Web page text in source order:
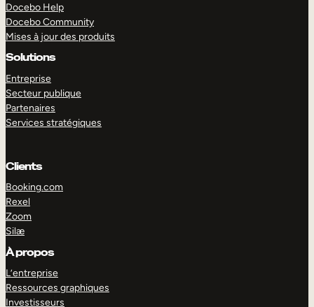
Docebo Help
Docebo Community
Mises à jour des produits
Solutions
Entreprise
Secteur publique
Partenaires
Services stratégiques
Clients
Booking.com
Rexel
Zoom
Silæ
À propos
L’entreprise
Ressources graphiques
Investisseurs